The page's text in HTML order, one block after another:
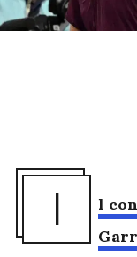
I
l